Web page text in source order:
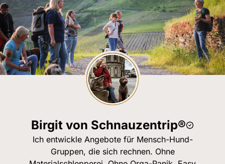
Birgit von Schnauzentrip®
Ich entwickle Angebote für Mensch-Hund-
Gruppen, die sich rechnen. Ohne